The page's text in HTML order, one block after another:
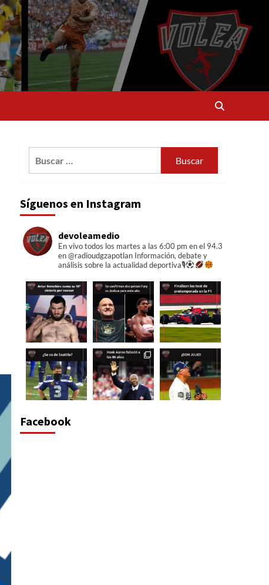
Síguenos en Instagram
devoleamedio
En vivo todos los martes a las 6:00 pm en el 94.3
en @radioudgzapotlanInformación, debate y
análisis sobre la actualidad deportiva🎙
Facebook